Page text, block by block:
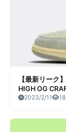
【最新リーク
HIGH OG
MANDARIN-
2023/2/11